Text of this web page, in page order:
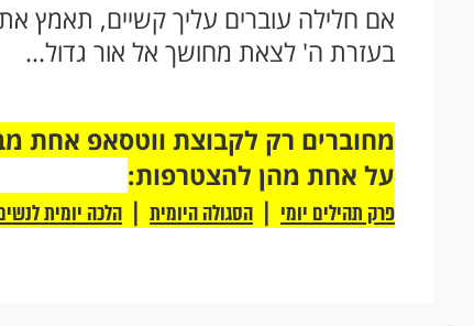
אם חלילה עוברים עליך קשיים, תאמץ
בעזרת ה' לצאת מחושך אל אור גדול...
על אחת מהן להצטרפות:
פרק תהילים יומי | הסגולה היומית | הלכה יומית